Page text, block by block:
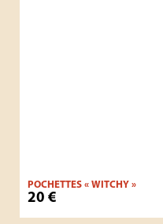
POCHETTES « WITCHY »
20 €